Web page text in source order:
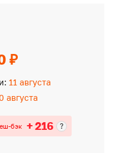
₽
11 августа
августа
бэк + 216 ?